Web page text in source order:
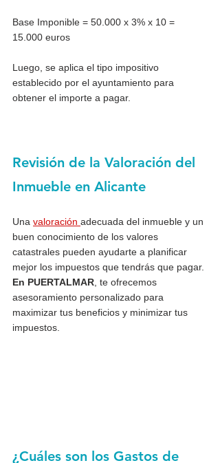
Base Imponible = 50.000 x 3% x 10 =
15.000 euros
Luego, se aplica el tipo impositivo
establecido por el ayuntamiento para
obtener el importe a pagar.
Revisión de la Valoración del
Inmueble en Alicante
Una valoración adecuada del inmueble y un
buen conocimiento de los valores
catastrales pueden ayudarte a planificar
mejor los impuestos que tendrás que pagar.
En PUERTALMAR , te ofrecemos
asesoramiento personalizado para
maximizar tus beneficios y minimizar tus
impuestos.
¿Cuáles son los Gastos de